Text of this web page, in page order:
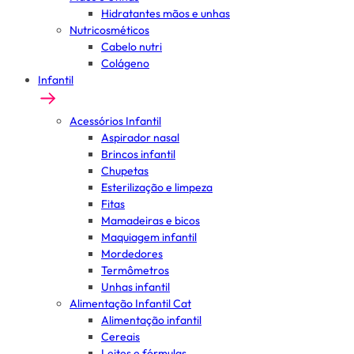
Hidratantes mãos e unhas
Nutricosméticos
Cabelo nutri
Colágeno
Infantil
Acessórios Infantil
Aspirador nasal
Brincos infantil
Chupetas
Esterilização e limpeza
Fitas
Mamadeiras e bicos
Maquiagem infantil
Mordedores
Termômetros
Unhas infantil
Alimentação Infantil Cat
Alimentação infantil
Cereais